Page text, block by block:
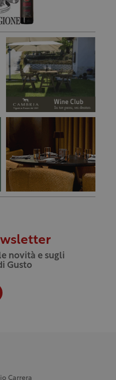
novità e sugli
Gusto
Carrera